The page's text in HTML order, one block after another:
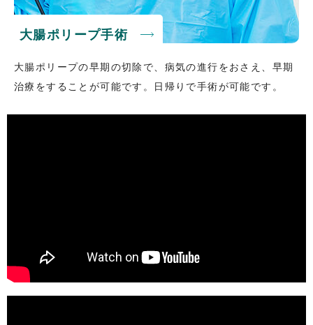
大腸ポリープ手術
大腸ポリープの早期の切除で、病気の進行をおさえ、早期
治療をすることが可能です。日帰りで手術が可能です。